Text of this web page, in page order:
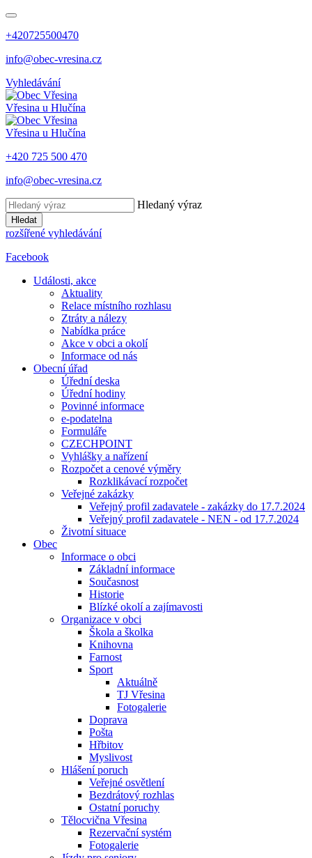
+420725500470
info@obec-vresina.cz
Vyhledávání
Vřesina u Hlučína
Vřesina u Hlučína
+420 725 500 470
info@obec-vresina.cz
Hledaný výraz
Hledat
rozšířené vyhledávání
Facebook
Události, akce
Aktuality
Relace místního rozhlasu
Ztráty a nálezy
Nabídka práce
Akce v obci a okolí
Informace od nás
Obecní úřad
Úřední deska
Úřední hodiny
Povinné informace
e-podatelna
Formuláře
CZECHPOINT
Vyhlášky a nařízení
Rozpočet a cenové výměry
Rozklikávací rozpočet
Veřejné zakázky
Veřejný profil zadavatele - zakázky do 17.7.2024
Veřejný profil zadavatele - NEN - od 17.7.2024
Životní situace
Obec
Informace o obci
Základní informace
Současnost
Historie
Blízké okolí a zajímavosti
Organizace v obci
Škola a školka
Knihovna
Farnost
Sport
Aktuálně
TJ Vřesina
Fotogalerie
Doprava
Pošta
Hřbitov
Myslivost
Hlášení poruch
Veřejné osvětlení
Bezdrátový rozhlas
Ostatní poruchy
Tělocvična Vřesina
Rezervační systém
Fotogalerie